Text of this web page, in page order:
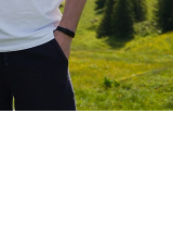
Aufdruck
Universal Time)